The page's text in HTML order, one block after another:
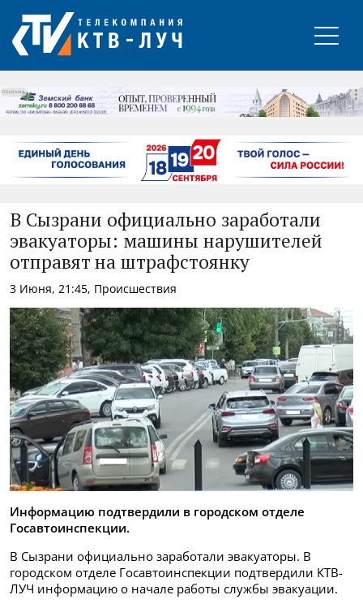
РЕКЛАМА
В Сызрани официально заработали
эвакуаторы: машины нарушителей
отправят на штрафстоянку
3 Июня, 21:45, Происшествия
Информацию подтвердили в городском отделе
Госавтоинспекции.
В Сызрани официально заработали эвакуаторы. В
городском отделе Госавтоинспекции подтвердили КТВ-
ЛУЧ информацию о начале работы службы эвакуации.